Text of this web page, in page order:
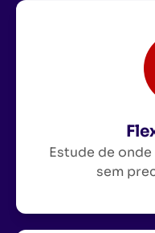
Estude de
sem